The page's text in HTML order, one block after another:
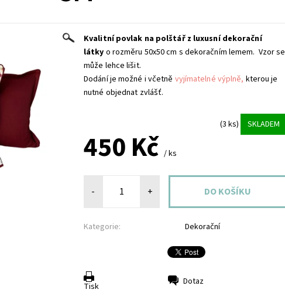
Kvalitní povlak na polštářz luxusní dekorační
látky o rozměru 50x50 cm s dekoračním lemem. Vzor se
může lehce lišit.
Dodání je možné i včetně vyjímatelné výplně, kterou je
nutné objednat zvlášť.
(3 ks) SKLADEM
450 Kč/ ks
- +
Kategorie: Dekorační
Tisk Dotaz